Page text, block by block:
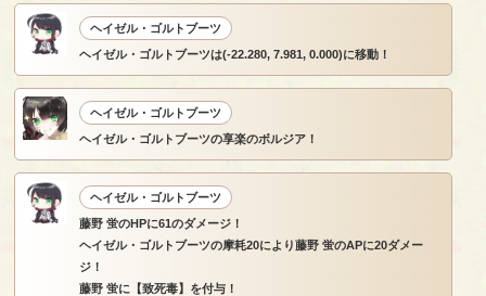
ヘイゼル・ゴルトブーツ
ヘイゼル・ゴルトブーツは(-22.280, 7.981, 0.000)に移動！
ヘイゼル・ゴルトブーツ
ヘイゼル・ゴルトブーツの享楽のボルジア！
ヘイゼル・ゴルトブーツ
藤野 蛍のHPに61のダメージ！
ヘイゼル・ゴルトブーツの摩耗20により藤野 蛍のAPに20ダメー
ジ！
藤野 蛍に【致死毒】を付与！